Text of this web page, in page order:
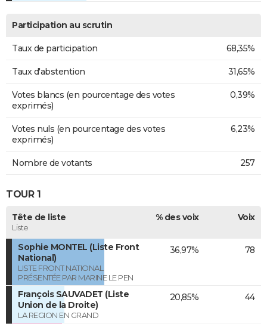
Participation au scrutin
Taux de participation 68,35%
Taux d'abstention 31,65%
Votes blancs (en pourcentage des votes
exprimés)
0,39%
Votes nuls (en pourcentage des votes
exprimés)
6,23%
Nombre de votants 257
TOUR 1
Tête de liste
Liste
% des voix Voix
Sophie MONTEL (Liste Front
National)
LISTE FRONT NATIONAL
PRÉSENTÉE PAR MARINE LE PEN
36,97% 78
François SAUVADET (Liste
Union de la Droite)
LA REGION EN GRAND
20,85% 44